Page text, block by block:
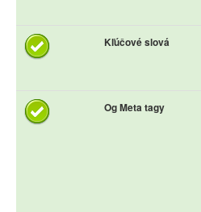
Kľúčové slová
Og Meta tagy